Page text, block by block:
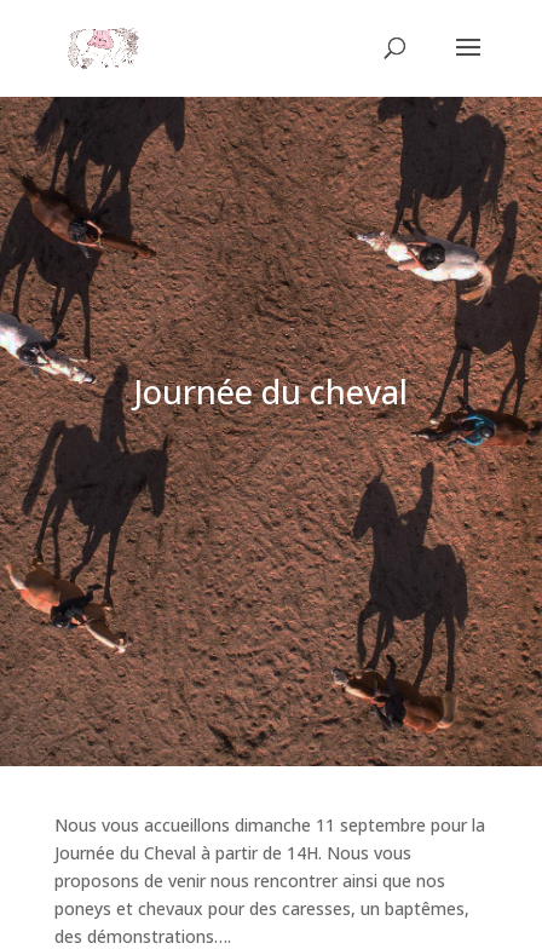
Journée du cheval
Nous vous accueillons dimanche 11 septembre pour la
Journée du Cheval à partir de 14H. Nous vous
proposons de venir nous rencontrer ainsi que nos
poneys et chevaux pour des caresses, un baptêmes,
des démonstrations….